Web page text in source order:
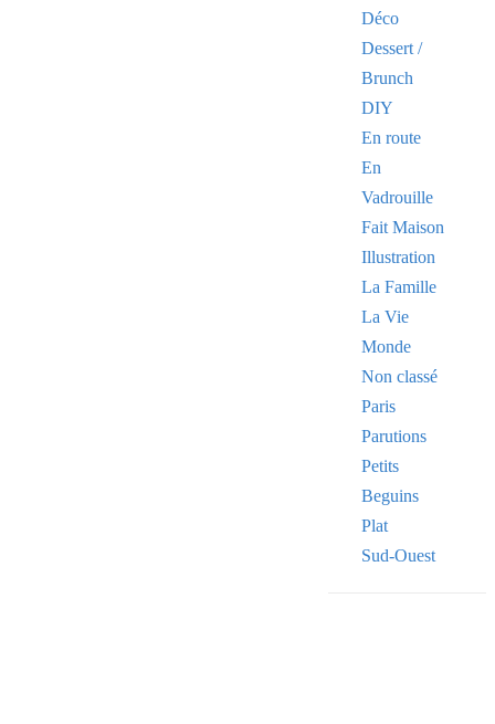
Déco
Dessert /
Brunch
DIY
En route
En
Vadrouille
Fait Maison
Illustration
La Famille
La Vie
Monde
Non classé
Paris
Parutions
Petits
Beguins
Plat
Sud-Ouest